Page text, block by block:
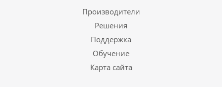
Производители
Решения
Поддержка
Обучение
Карта сайта